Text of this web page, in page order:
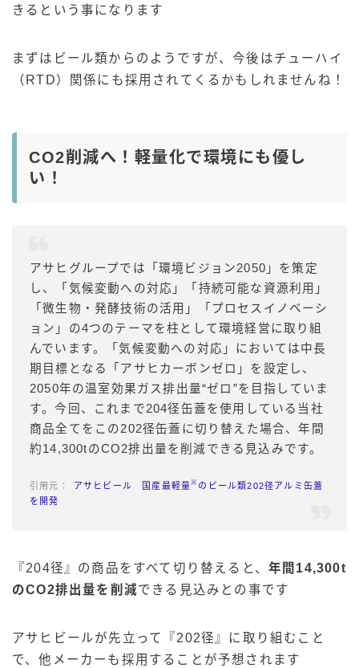
きるという事になります
まずはビール類からのようですが、今後はチューハイ
（RTD）関係にも採用されてくるかもしれませんね！
CO2削減へ！軽量化で環境にも優し
い！
アサヒグループでは「環境ビジョン2050」を策定
し、「気候変動への対応」「持続可能な資源利用」
「微生物・発酵技術の活用」「プロセスイノベーシ
ョン」の4つのテーマを柱として環境経営に取り組
んでいます。「気候変動への対応」においては中長
期目標となる「アサヒカーボンゼロ」を設定し、
2050年の温室効果ガス排出量“ゼロ”を目指していま
す。今回、これまで204径缶蓋を使用している当社
商品全てをこの202径缶蓋に切り替えた場合、年間
約14,300tのCO2排出量を削減できる見込みです。
アサヒビール 国産最軽量※ のビール類202径アルミ缶蓋
を開発
『204径』の商品をすべて切り替えると、 年間14,300t
のCO2排出量を削減できる見込みとの事です
アサヒビールが先立って『202径』に取り組むこと
で、他メーカーも採用することが予想されます